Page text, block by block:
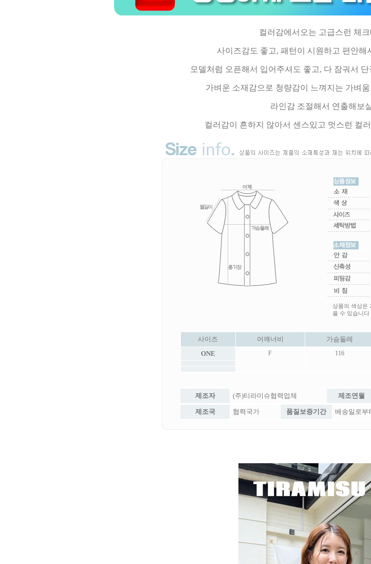
컬러감에서오는 고급스런 체
사이즈감도 좋고, 패턴이 시원하고 편안해
모델처럼 오픈해서 입어주셔도 좋고, 다 잠궈서
가벼운 소재감으로 청량감이 느껴지는 가벼
라인감 조절해서 연출해보
컬러감이 흔하지 않아서 센스있고 멋스런 컬
상품의 색상은
을 수 있습니다
사이즈 어깨너비 가슴둘레
ONE
F 116
제조자 (주)티라미슈협력업체 제조연월
제조국 협력국가 품질보증기간 배송일로부